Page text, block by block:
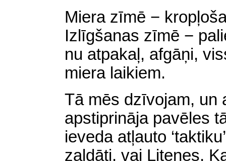
Miera zīmē −
Izlīgšanas zīmē −
nu atpakaļ, afgāņi,
miera laikiem.
Tā mēs dzīvojam, un
apstiprināja pavēles
ieveda atļauto
zaldāti, vai Litenes,